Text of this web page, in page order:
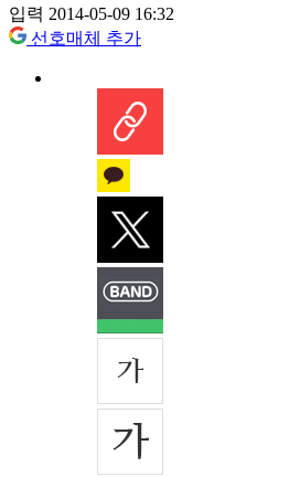
입력 2014-05-09 16:32
선호매체 추가